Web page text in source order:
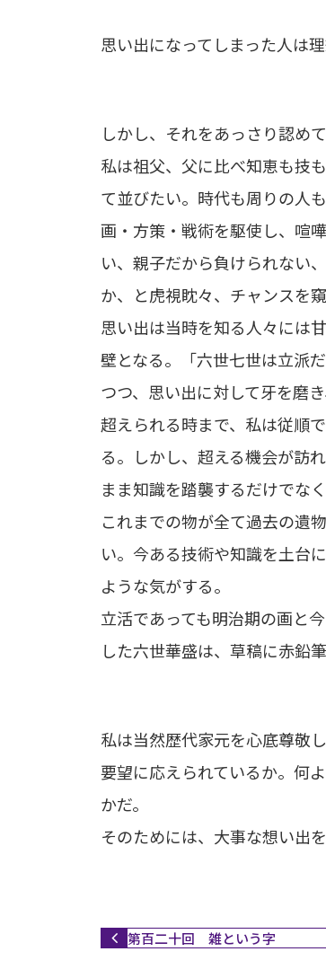
思い出になってしまった人は
しかし、それをあっさり認め
私は祖父、父に比べ知恵も技
て並びたい。時代も周りの人
画・方策・戦術を駆使し、喧
い、親子だから負けられない
か、と虎視眈々、チャンスを窺
思い出は当時を知る人々には
壁となる。「六世七世は立派
つつ、思い出に対して牙を磨き
超えられる時まで、私は従順
る。しかし、超える機会が訪
まま知識を踏襲するだけでな
これまでの物が全て過去の遺
い。今ある技術や知識を土台
ような気がする。
立活であっても明治期の画と
した六世華盛は、草稿に赤鉛
私は当然歴代家元を心底尊敬
要望に応えられているか。何
かだ。
そのためには、大事な想い出
第百二十回 雑という字